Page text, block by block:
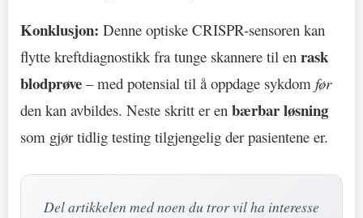
Konklusjon: Denne optiske CRISPR-sensoren kan
flytte kreftdiagnostikk fra tunge skannere til en rask
blodprøve – med potensial til å oppdage sykdom før
den kan avbildes. Neste skritt er en bærbar løsning
som gjør tidlig testing tilgjengelig der pasientene er.
Del artikkelen med noen du tror vil ha interesse